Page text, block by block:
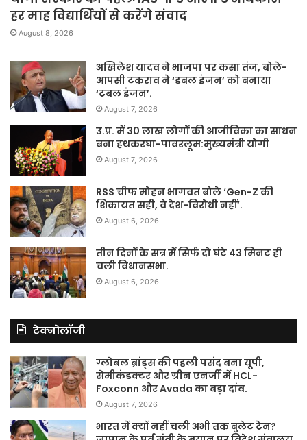
हर माह विद्यार्थियों से करेंगे संवाद
August 8, 2026
अखिलेश यादव ने भाजपा पर कसा तंज, बोले-
आपसी टकराव ने ‘डबल इंजन’ को बनाया
‘ट्रबल इंजन’.
August 7, 2026
उ.प्र. में 30 लाख लोगों की आजीविका का साधन
बना हथकरघा-पावरलूम:मुख्यमंत्री योगी
August 7, 2026
RSS चीफ मोहन भागवत बोले ‘Gen-Z की
शिकायत सही, वे देश-विरोधी नहीं’.
August 6, 2026
तीन दिनों के सत्र में सिर्फ दो घंटे 43 मिनट ही
चली विधानसभा.
August 6, 2026
टेक्नोलॉजी
ग्लोबल ब्रांड्स की पहली पसंद बना यूपी,
सेमीकंडक्टर और ग्रीन एनर्जी में HCL-
Foxconn और Avada का बड़ा दांव.
August 7, 2026
भारत में क्यों नहीं चली अभी तक बुलेट ट्रेन?